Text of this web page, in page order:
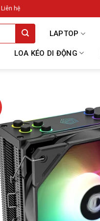
Liên hệ
LAPTOP
LOA KÉO DI ĐỘNG